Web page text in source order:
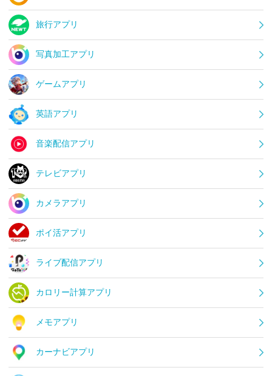
旅行アプリ
写真加工アプリ
ゲームアプリ
英語アプリ
音楽配信アプリ
テレビアプリ
カメラアプリ
ポイ活アプリ
ライブ配信アプリ
カロリー計算アプリ
メモアプリ
カーナビアプリ